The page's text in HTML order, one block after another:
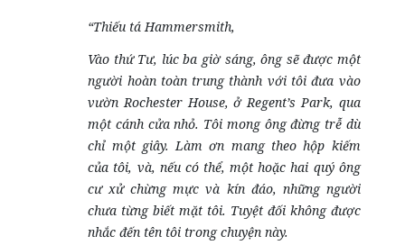
“Thiếu tá Hammersmith,
Vào thứ Tư, lúc ba giờ sáng, ông sẽ được một
người hoàn toàn trung thành với tôi đưa vào
vườn Rochester House, ở Regent’s Park, qua
một cánh cửa nhỏ. Tôi mong ông đừng trễ dù
chỉ một giây. Làm ơn mang theo hộp kiếm
của tôi, và, nếu có thể, một hoặc hai quý ông
cư xử chừng mực và kín đáo, những người
chưa từng biết mặt tôi. Tuyệt đối không được
nhắc đến tên tôi trong chuyện này.